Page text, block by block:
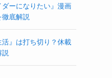
ダーになりたい』漫画
底解説
活』は打ち切り？休載